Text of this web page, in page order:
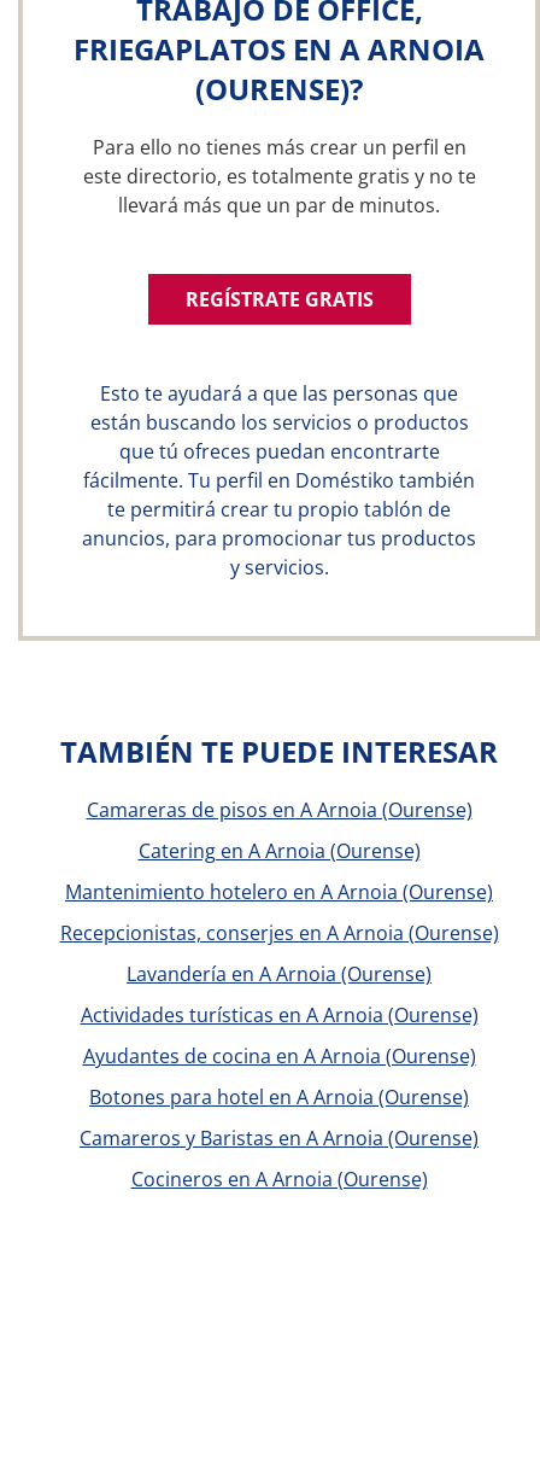
TRABAJO DE OFFICE,
FRIEGAPLATOS EN A ARNOIA
(OURENSE)?
Para ello no tienes más crear un perfil en
este directorio, es totalmente gratis y no te
llevará más que un par de minutos.
REGÍSTRATE GRATIS
Esto te ayudará a que las personas que
están buscando los servicios o productos
que tú ofreces puedan encontrarte
fácilmente. Tu perfil en Doméstiko también
te permitirá crear tu propio tablón de
anuncios, para promocionar tus productos
y servicios.
TAMBIÉN TE PUEDE INTERESAR
Camareras de pisos en A Arnoia (Ourense)
Catering en A Arnoia (Ourense)
Mantenimiento hotelero en A Arnoia (Ourense)
Recepcionistas, conserjes en A Arnoia (Ourense)
Lavandería en A Arnoia (Ourense)
Actividades turísticas en A Arnoia (Ourense)
Ayudantes de cocina en A Arnoia (Ourense)
Botones para hotel en A Arnoia (Ourense)
Camareros y Baristas en A Arnoia (Ourense)
Cocineros en A Arnoia (Ourense)